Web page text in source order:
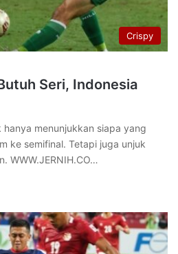
Crispy
Seri, Indonesia
menunjukkan siapa yang
ke semifinal. Tetapi juga unjuk
WWW.JERNIH.CO…